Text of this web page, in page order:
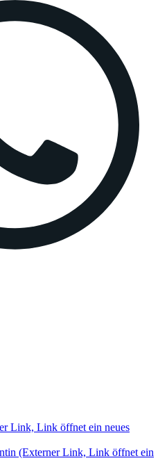
Link, Link öffnet ein neues
(Externer Link, Link öffnet ein